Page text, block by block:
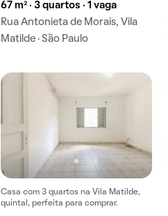
67 m² · 3 quartos · 1 vaga
Rua Antonieta de Morais, Vila
Matilde · São Paulo
Casa com 3 quartos na Vila Matilde,
quintal, perfeita para comprar.